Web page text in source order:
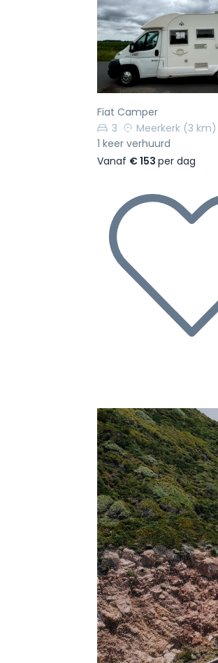
Vorige
Fiat Camper
3
Meerkerk (3 km)
1 keer verhuurd
Vanaf € 153 per dag